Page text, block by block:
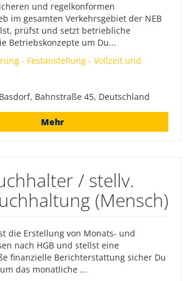
und regelkonformen
im gesamten Verkehrsgebiet der NEB
prüfst und setzt betriebliche
Betriebskonzepte um Du...
- Festanstellung - Vollzeit und
Bahnstraße 45, Deutschland
Mehr
/ stellv.
(Mensch)
die Erstellung von Monats- und
nach HGB und stellst eine
finanzielle Berichterstattung sicher Du
das monatliche ...